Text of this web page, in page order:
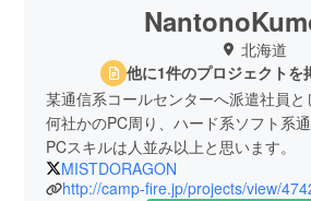
北海道
他に1件のプロジェクトを
某通信系コールセンターへ派遣社員と
何社かのPC周り、ハード系ソフト系
PCスキルは人並み以上と思います。
MISTDORAGON
http://camp-fire.jp/projects/view/